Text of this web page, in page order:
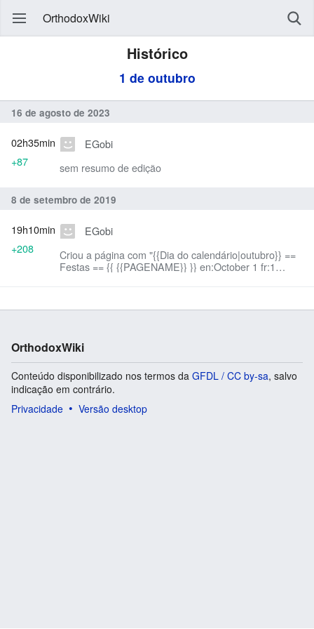
OrthodoxWiki
Histórico
1 de outubro
16 de agosto de 2023
EGobi
sem resumo de edição
02h35min
+87
8 de setembro de 2019
EGobi
Criou a página com "{{Dia do calendário|outubro}} ==
Festas == {{ {{PAGENAME}} }} en:October 1 fr:1
19h10min
+208
OrthodoxWiki
Conteúdo disponibilizado nos termos da GFDL / CC by-sa, salvo
indicação em contrário.
Privacidade
Versão desktop